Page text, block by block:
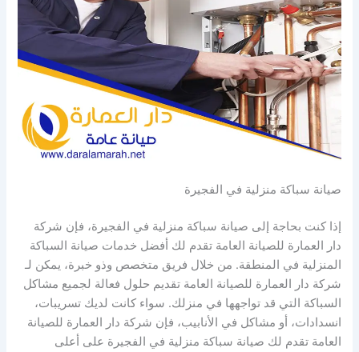
صيانة سباكة منزلية في الفجيرة
إذا كنت بحاجة إلى صيانة سباكة منزلية في الفجيرة، فإن شركة
دار العمارة للصيانة العامة تقدم لك أفضل خدمات صيانة السباكة
المنزلية في المنطقة. من خلال فريق متخصص وذو خبرة، يمكن لـ
شركة دار العمارة للصيانة العامة تقديم حلول فعالة لجميع مشاكل
السباكة التي قد تواجهها في منزلك. سواء كانت لديك تسريبات،
انسدادات، أو مشاكل في الأنابيب، فإن شركة دار العمارة للصيانة
العامة تقدم لك صيانة سباكة منزلية في الفجيرة على أعلى